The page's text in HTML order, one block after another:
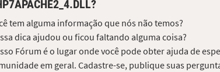
tem alguma informação que nós não temos?
dica ajudou ou ficou faltando alguma coisa?
Fórum é o lugar onde você pode obter ajuda de
em geral. Cadastre-se, publique suas